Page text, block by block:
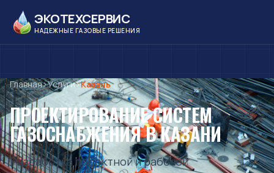
ЭКОТЕХСЕРВИС
НАДЕЖНЫЕ ГАЗОВЫЕ РЕШЕНИЯ
Главная›Услуги›Казань
ПРОЕКТИРОВАНИЕ СИСТЕМ
ГАЗОСНАБЖЕНИЯВ КАЗАНИ
Разработка проектной и рабочей